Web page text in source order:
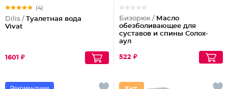
(4)
Dilis / Туалетная вода
Vivat
1601 ₽
Бизорюк / Масло
обезболивающее для
суставов и спины Солох-
аул
522 ₽